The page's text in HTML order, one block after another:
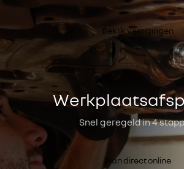
Bekijk vestigingen
Snel geregeld in 4
Plan direct online